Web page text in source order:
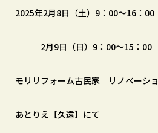
2025年2月8日（土）9：00～16：00
2月9日（日）9：00～15：00
モリリフォーム古民家 リノベーシ
あとりえ【久遠】にて